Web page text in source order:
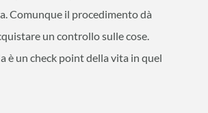
Comunque il procedimento dà
un controllo sulle cose.
è un check point della vita in quel